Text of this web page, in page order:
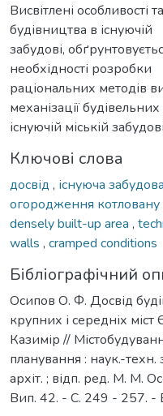
Висвітлені особливості
будівництва в існуючій
забудові,
необхідності розробки
раціональних методів
механізації
існуючій міській
Ключові слова
досвід , існуюча забудова
огородження котловану
densely built-up area ,
walls , cramped conditions
Бібліографічний
Осипов О. Ф. Досвід
крупних і середніх
Казимір //
планування : наук.-техн.
архіт. ; відп. ред. М. М.
Вип. 42. - С. 249 - 257. -